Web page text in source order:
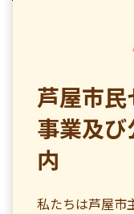
芦屋市
事業及
内
私たちは芦屋市